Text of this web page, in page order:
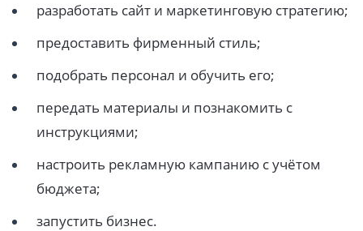
разработать сайт и маркетинговую стратегию;
предоставить фирменный стиль;
подобрать персонал и обучить его;
передать материалы и познакомить с
инструкциями;
настроить рекламную кампанию с учётом
бюджета;
запустить бизнес.